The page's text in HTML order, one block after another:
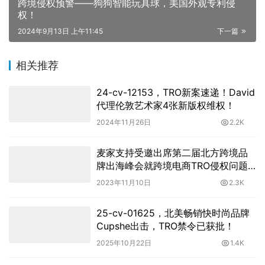
跨境侵权预警——狗狗智能玩具球，美国外观专利侵
权！
下一篇
2024年9月13日 上午11:45
相关推荐
24-cv-12153，TRO新案速递！David
代理伦敦艺术家4张新版权维权！
2024年11月26日 2.2K
麦家支持受邀出席第二届北方跨境品
牌出海峰会就跨境电商TRO侵权问题
的若干分享
2023年11月10日 2.3K
25-cv-01625，北美畅销快时尚品牌
Cupshe出击，TRO禁令已获批！
2025年10月22日 1.4K